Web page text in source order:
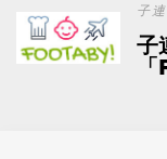
子
子